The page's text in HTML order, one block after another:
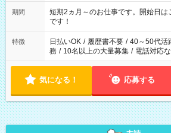
※週最低15時間以上の勤務が必要で
期間
短期2ヵ月～のお仕事です。開始日
です！
特徴 日払いOK / 履歴書不要 / 40～50代活
務 / 10名以上の大量募集 / 電話対応
気になる！ 応募する